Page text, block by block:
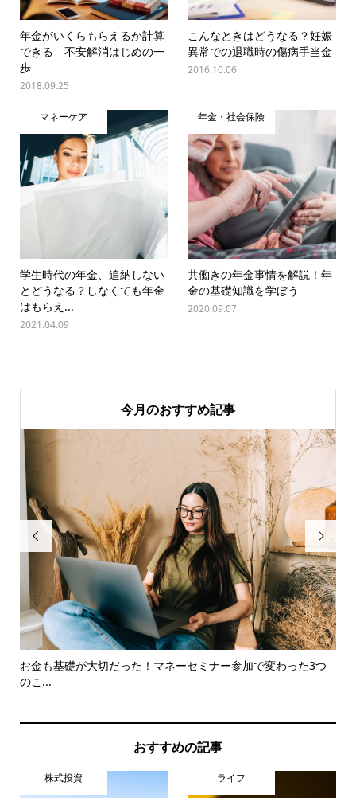
年金がいくらもらえるか計算
できる 不安解消はじめの一
歩
2018.09.25
こんなときはどうなる？妊娠
異常での退職時の傷病手当金
2016.10.06
マネーケア
学生時代の年金、追納しない
とどうなる？しなくても年金
はもらえ...
2021.04.09
年金・社会保険
共働きの年金事情を解説！年
金の基礎知識を学ぼう
2020.09.07
今月のおすすめ記事

お金も基礎が大切だった！マネーセミナー参加で変わった3つ
のこ...

おすすめの記事
株式投資 ライフ